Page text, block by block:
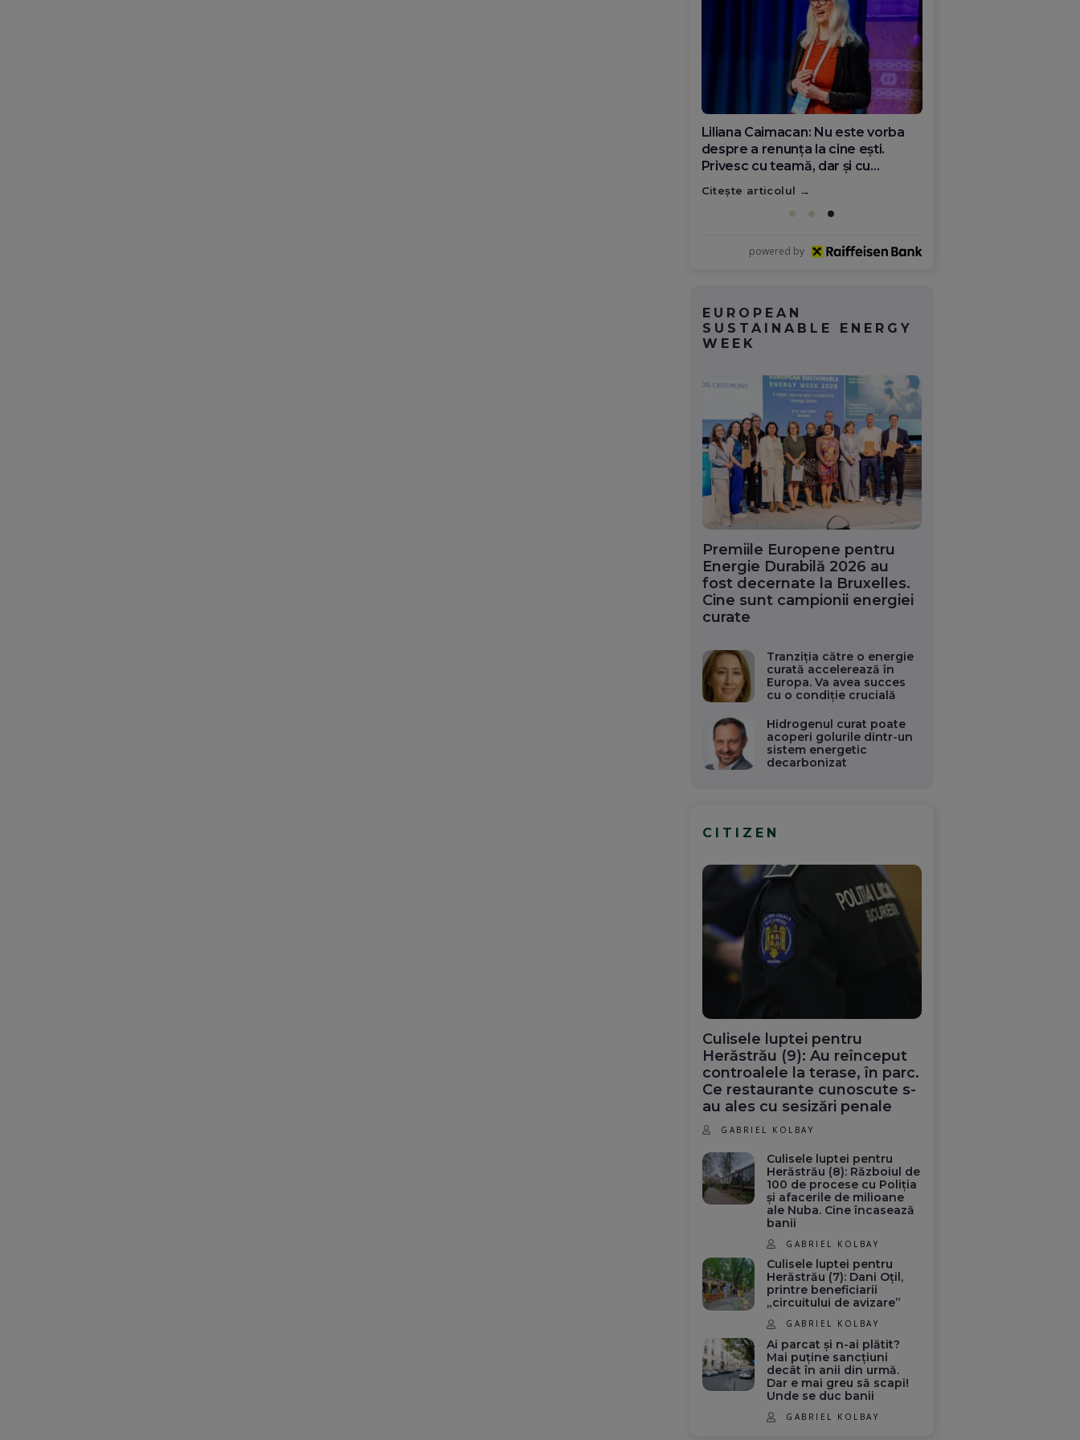
Diana Olar, românca de la Google
care demonstrează că diaspora
poate schimba România
Citește articolul
powered by
EUROPEAN
SUSTAINABLE ENERGY
WEEK
Premiile Europene pentru
Energie Durabilă 2026 au
fost decernate la Bruxelles.
Cine sunt campionii energiei
curate
Tranziția către o energie
curată accelerează în
Europa. Va avea succes
cu o condiție crucială
Hidrogenul curat poate
acoperi golurile dintr-un
sistem energetic
decarbonizat
CITIZEN
Culisele luptei pentru
Herăstrău (9): Au reînceput
controalele la terase, în parc.
Ce restaurante cunoscute s-
au ales cu sesizări penale
GABRIEL KOLBAY
Culisele luptei pentru
Herăstrău (8): Războiul de
100 de procese cu Poliția
și afacerile de milioane
ale Nuba. Cine încasează
banii
GABRIEL KOLBAY
Culisele luptei pentru
Herăstrău (7): Dani Oțil,
printre beneficiarii
„circuitului de avizare”
GABRIEL KOLBAY
Ai parcat și n-ai plătit?
Mai puține sancțiuni
decât în anii din urmă.
Dar e mai greu să scapi!
Unde se duc banii
GABRIEL KOLBAY